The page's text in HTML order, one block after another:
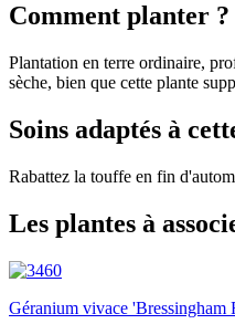
Comment planter ?
Plantation en terre ordinaire,
sèche, bien que cette plante
Soins adaptés à
Rabattez la touffe en fin
Les plantes à
Géranium vivace 'Bressingham